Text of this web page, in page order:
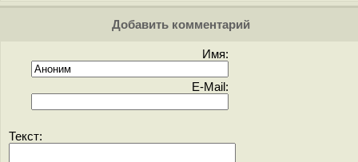
Добавить комментарий
Имя:
E-Mail:
Текст: